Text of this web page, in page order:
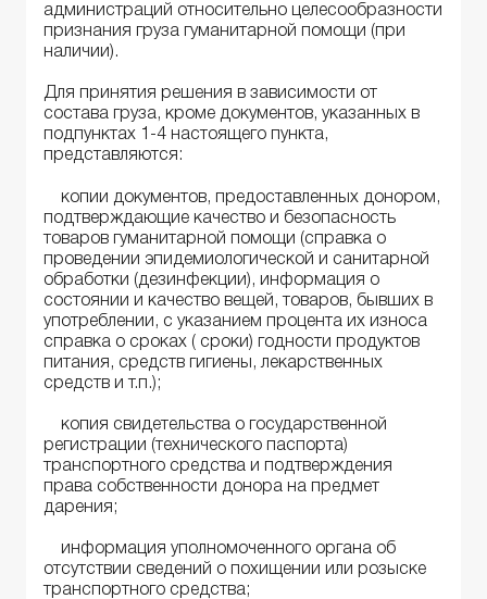
администраций относительно целесообразности
признания груза гуманитарной помощи (при
наличии).
Для принятия решения в зависимости от
состава груза, кроме документов, указанных в
подпунктах 1-4 настоящего пункта,
представляются:
копии документов, предоставленных донором,
подтверждающие качество и безопасность
товаров гуманитарной помощи (справка о
проведении эпидемиологической и санитарной
обработки (дезинфекции), информация о
состоянии и качество вещей, товаров, бывших в
употреблении, с указанием процента их износа
справка о сроках ( сроки) годности продуктов
питания, средств гигиены, лекарственных
средств и т.п.);
копия свидетельства о государственной
регистрации (технического паспорта)
транспортного средства и подтверждения
права собственности донора на предмет
дарения;
информация уполномоченного органа об
отсутствии сведений о похищении или розыске
транспортного средства;